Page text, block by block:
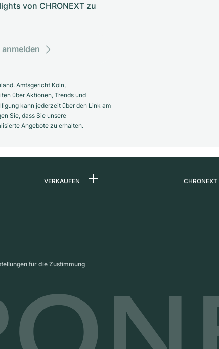
von CHRONEXT zu
Amtsgericht Köln,
über Aktionen, Trends und
kann jederzeit über den Link am
Sie, dass Sie unsere
Angebote zu erhalten.
VERKAUFEN CHRONEXT
für die Zustimmung